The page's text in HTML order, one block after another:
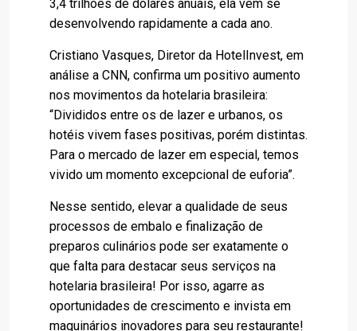
3,4 trilhões de dólares anuais, ela vem se
desenvolvendo rapidamente a cada ano.
Cristiano Vasques, Diretor da HotelInvest, em
análise a CNN, confirma um positivo aumento
nos movimentos da hotelaria brasileira:
“Divididos entre os de lazer e urbanos, os
hotéis vivem fases positivas, porém distintas.
Para o mercado de lazer em especial, temos
vivido um momento excepcional de euforia”.
Nesse sentido, elevar a qualidade de seus
processos de embalo e finalização de
preparos culinários pode ser exatamente o
que falta para destacar seus serviços na
hotelaria brasileira! Por isso, agarre as
oportunidades de crescimento e invista em
maquinários inovadores para seu restaurante!